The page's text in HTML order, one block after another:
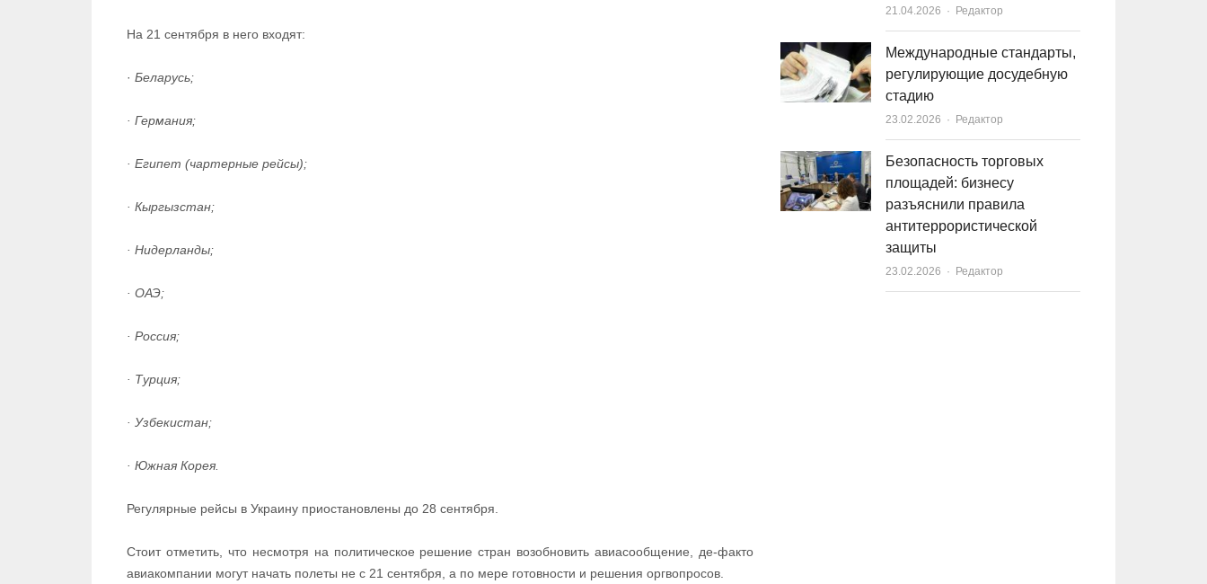
На 21 сентября в него входят:
· Беларусь;
· Германия;
· Египет (чартерные рейсы);
· Кыргызстан;
· Нидерланды;
· ОАЭ;
· Россия;
· Турция;
· Узбекистан;
· Южная Корея.
Регулярные рейсы в Украину приостановлены до 28 сентября.
Стоит отметить, что несмотря на политическое решение стран возобновить авиасообщение, де-факто
авиакомпании могут начать полеты не с 21 сентября, а по мере готовности и решения оргвопросов.
21.04.2026 Author
Редактор
Международные стандарты,
регулирующие досудебную
стадию
23.02.2026 Author
Редактор
Безопасность торговых
площадей: бизнесу
разъяснили правила
антитеррористической
защиты
23.02.2026 Author
Редактор